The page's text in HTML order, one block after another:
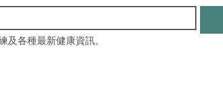
及各種最新健康資訊。